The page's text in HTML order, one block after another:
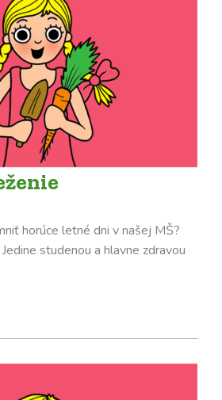
horúce letné dni v našej MŠ?
studenou a hlavne zdravou